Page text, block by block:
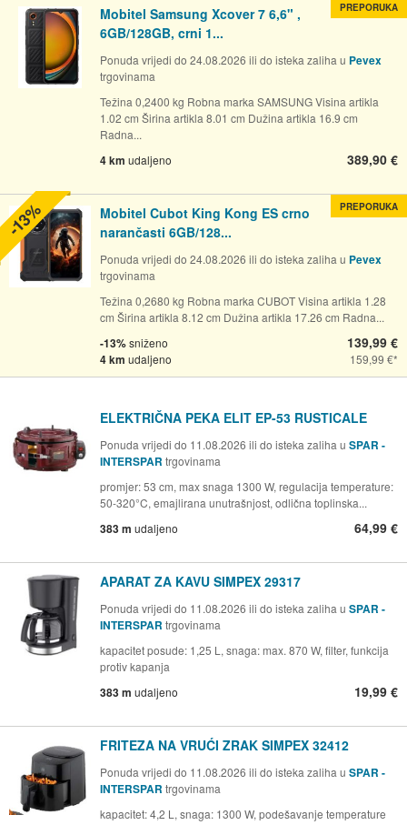
Mobitel Samsung Xcover 7 6,6" ,
6GB/128GB, crni 1...
Ponuda vrijedi do 24.08.2026 ili do isteka zaliha u Pevex
trgovinama
Težina 0,2400 kg Robna marka SAMSUNG Visina artikla
1.02 cm Širina artikla 8.01 cm Dužina artikla 16.9 cm
Radna...
4 km udaljeno 389,90 €
PREPORUKA
Mobitel Cubot King Kong ES crno
narančasti 6GB/128...
Ponuda vrijedi do 24.08.2026 ili do isteka zaliha u Pevex
trgovinama
Težina 0,2680 kg Robna marka CUBOT Visina artikla 1.28
cm Širina artikla 8.12 cm Dužina artikla 17.26 cm Radna...
-13%sniženo
4 km udaljeno
139,99 €
159,99 €
PREPORUKA
-13%
ELEKTRIČNA PEKA ELIT EP-53 RUSTICALE
Ponuda vrijedi do 11.08.2026 ili do isteka zaliha u SPAR -
INTERSPAR trgovinama
promjer: 53 cm, max snaga 1300 W, regulacija temperature:
50-320°C, emajlirana unutrašnjost, odlična toplinska...
383 m udaljeno 64,99 €
APARAT ZA KAVU SIMPEX 29317
Ponuda vrijedi do 11.08.2026 ili do isteka zaliha u SPAR -
INTERSPAR trgovinama
kapacitet posude: 1,25 L, snaga: max. 870 W, filter, funkcija
protiv kapanja
383 m udaljeno 19,99 €
FRITEZA NA VRUĆI ZRAK SIMPEX 32412
Ponuda vrijedi do 11.08.2026 ili do isteka zaliha u SPAR -
INTERSPAR trgovinama
kapacitet: 4,2 L, snaga: 1300 W, podešavanje temperature